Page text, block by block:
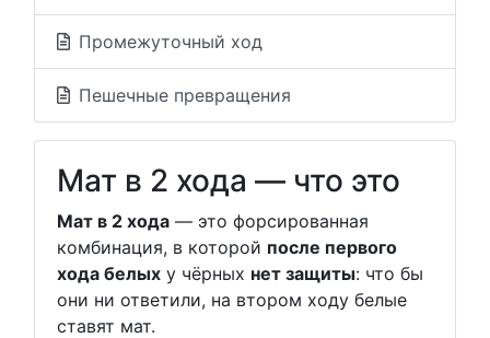
Промежуточный ход
Пешечные превращения
Мат в 2 хода — что это
Мат в 2 хода — это форсированная
комбинация, в которой после первого
хода белых у чёрных нет защиты: что бы
они ни ответили, на втором ходу белые
ставят мат.